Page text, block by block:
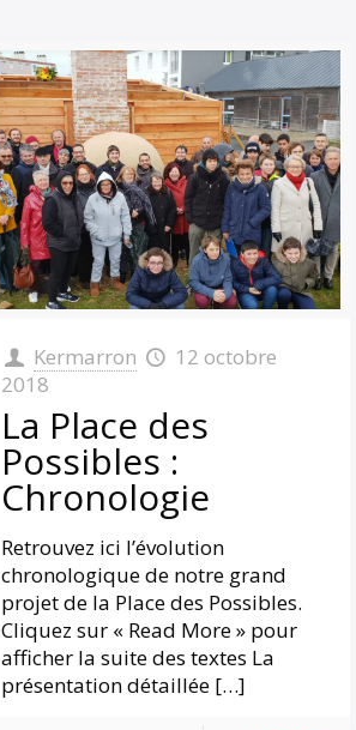
Kermarron
12 octobre
2018
La Place des
Possibles :
Chronologie
Retrouvez ici l’évolution
chronologique de notre grand
projet de la Place des Possibles.
Cliquez sur « Read More » pour
afficher la suite des textes La
présentation détaillée[…]